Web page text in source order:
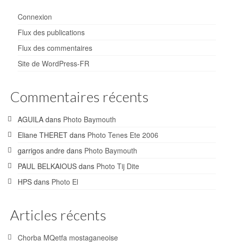
Connexion
Flux des publications
Flux des commentaires
Site de WordPress-FR
Commentaires récents
AGUILA dans Photo Baymouth
Eliane THERET dans Photo Tenes Ete 2006
garrigos andre dans Photo Baymouth
PAUL BELKAIOUS dans Photo Tij Dite
HPS dans Photo El
Articles récents
Chorba MQetfa mostaganeoise